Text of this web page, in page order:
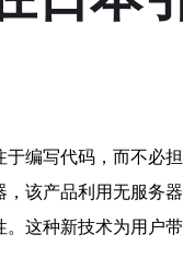
编写代码，而不必
该产品利用无服务器
这种新技术为用户